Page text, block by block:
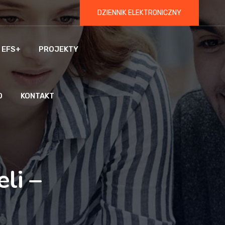
DZIENNIK ELEKTRONICZNY
PROJEKTY
KONTAKT
–